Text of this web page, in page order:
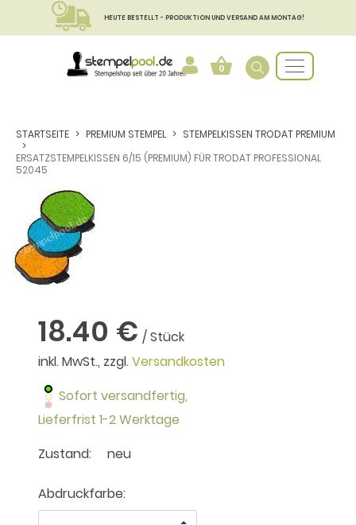
HEUTE BESTELLT - PRODUKTION UND VERSAND AM MONTAG!
0
STARTSEITE PREMIUM STEMPEL
STEMPELKISSEN TRODAT PREMIUM
ERSATZSTEMPELKISSEN 6/15 (PREMIUM) FÜR TRODAT PROFESSIONAL
52045
18.40 € / Stück
inkl. MwSt., zzgl.Versandkosten
Sofort versandfertig,
Lieferfrist 1-2 Werktage
Zustand:
neu
Abdruckfarbe: